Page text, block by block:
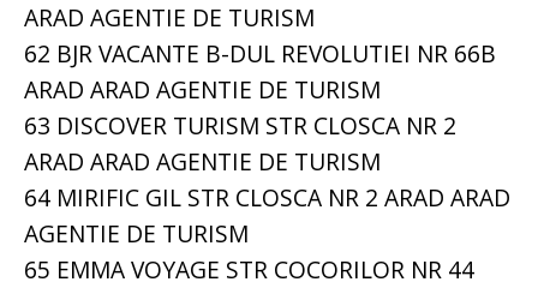
ARAD AGENTIE DE TURISM
62 BJR VACANTE B-DUL REVOLUTIEI NR 66B
ARAD ARAD AGENTIE DE TURISM
63 DISCOVER TURISM STR CLOSCA NR 2
ARAD ARAD AGENTIE DE TURISM
64 MIRIFIC GIL STR CLOSCA NR 2 ARAD ARAD
AGENTIE DE TURISM
65 EMMA VOYAGE STR COCORILOR NR 44